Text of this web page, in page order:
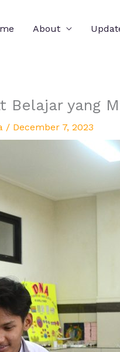
About
Belajar yang
/ December 7, 2023